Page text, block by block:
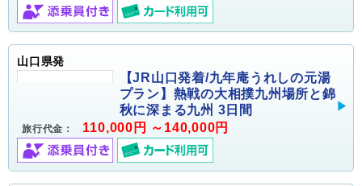
山口県発
【JR山口発着/九年庵うれしの元湯
プラン】熱戦の大相撲九州場所と錦
秋に深まる九州 3日間
旅行代金： 110,000円 ～140,000円